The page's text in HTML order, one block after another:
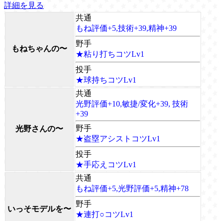
詳細を見る
もねちゃんの〜
共通
もね評価+5,技術+39,精神+39
野手
★粘り打ちコツLv1
投手
★球持ちコツLv1
光野さんの〜
共通
光野評価+10,敏捷/変化+39, 技術
+39
野手
★盗塁アシストコツLv1
投手
★手応えコツLv1
いっそモデルを〜
共通
もね評価+5,光野評価+5,精神+78
野手
★連打○コツLv1